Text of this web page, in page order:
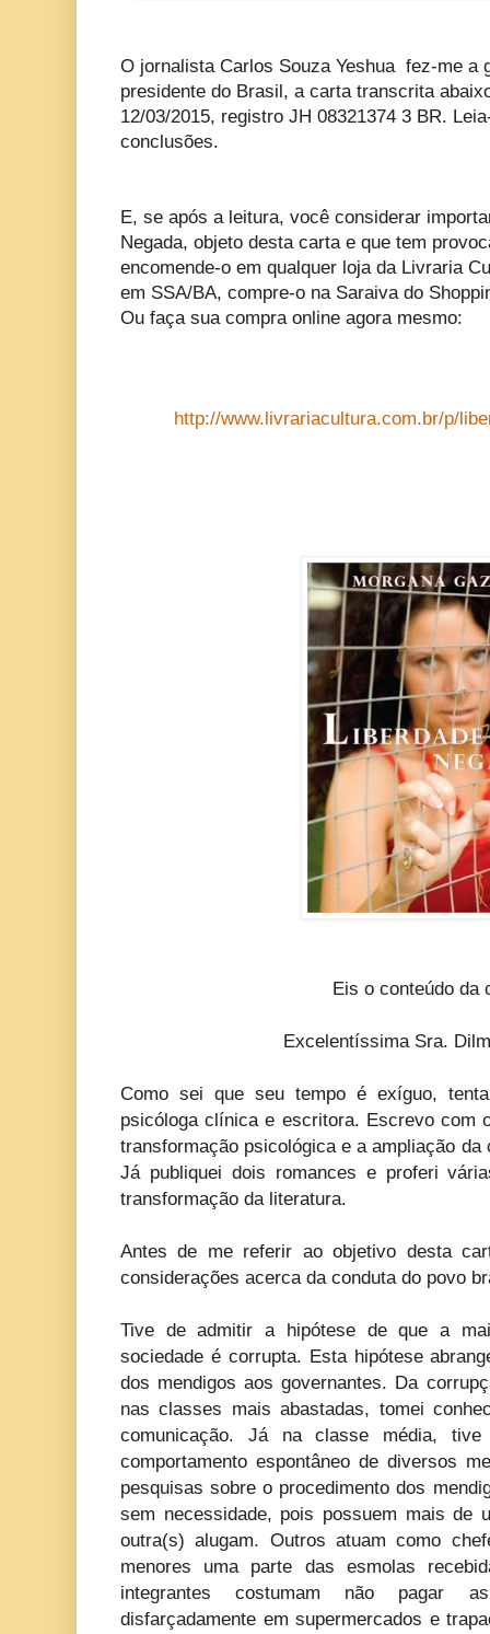
O jornalista Carlos Souza Yeshua fez-me a
presidente do Brasil, a carta transcrita
12/03/2015, registro JH 08321374 3 BR.
conclusões.
E, se após a leitura, você considerar
Negada, objeto desta carta e que tem
encomende-o em qualquer loja da Livraria
em SSA/BA, compre-o na Saraiva do
Ou faça sua compra online agora mesmo:
http://www.livrariacultura.com.br/p/
Eis o conteúdo da
Excelentíssima Sra.
Como sei que seu tempo é exíguo,
psicóloga clínica e escritora. Escrevo com
transformação psicológica e a ampliação
Já publiquei dois romances e proferi
transformação da literatura.
Antes de me referir ao objetivo desta
considerações acerca da conduta do povo
Tive de admitir a hipótese de que a
sociedade é corrupta. Esta hipótese
dos mendigos aos governantes. Da
nas classes mais abastadas, tomei
comunicação. Já na classe média,
comportamento espontâneo de diversos
pesquisas sobre o procedimento dos
sem necessidade, pois possuem mais de
outra(s) alugam. Outros atuam como
menores uma parte das esmolas
integrantes costumam não pagar
disfarçadamente em supermercados e